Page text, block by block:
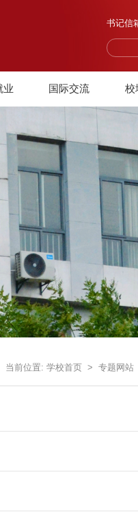
书记信
业 国际交流 校
当前位置:学校首页 >专题网站